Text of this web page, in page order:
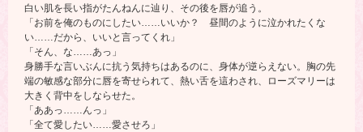
白い肌を長い指がたんねんに辿り、その後を唇が追う。
「お前を俺のものにしたい……いいか？ 昼間のように泣かれたくな
い……だから、いいと言ってくれ」
「そん、な……あっ」
身勝手な言いぶんに抗う気持ちはあるのに、身体が逆らえない。胸の先
端の敏感な部分に唇を寄せられて、熱い舌を這わされ、ローズマリーは
大きく背中をしならせた。
「ああっ……んっ」
「全て愛したい……愛させろ」